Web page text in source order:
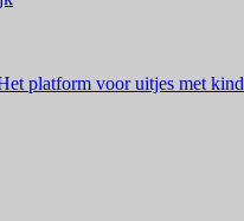
platform voor uitjes met